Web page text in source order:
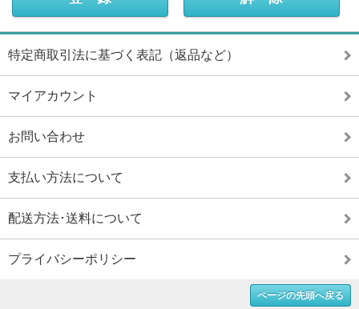
特定商取引法に基づく表記（返品など）
マイアカウント
お問い合わせ
支払い方法について
配送方法･送料について
プライバシーポリシー
ページの先頭へ戻る